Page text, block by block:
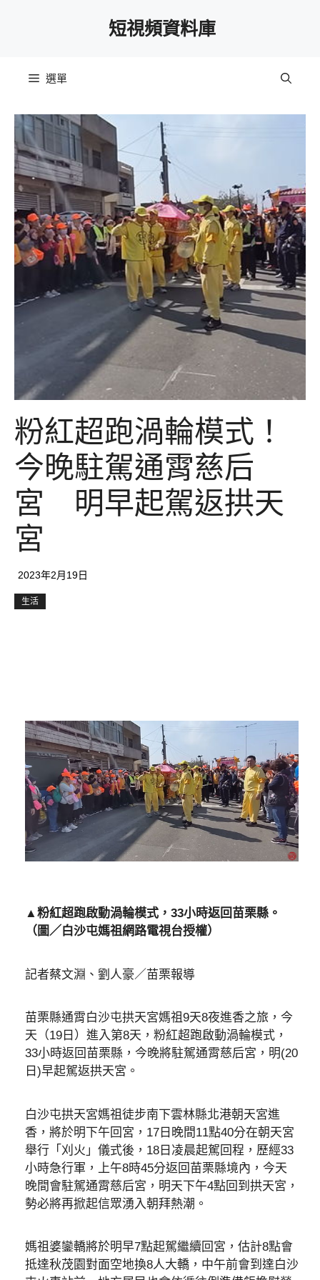
短視頻資料庫
選單
粉紅超跑渦輪模式！
今晚駐駕通霄慈后
宮 明早起駕返拱天
宮
2023年2月19日
生活
▲粉紅超跑啟動渦輪模式，33小時返回苗栗縣。
（圖／白沙屯媽祖網路電視台授權）
記者蔡文淵、劉人豪／苗栗報導
苗栗縣通霄白沙屯拱天宮媽祖9天8夜進香之旅，今
天（19日）進入第8天，粉紅超跑啟動渦輪模式，
33小時返回苗栗縣，今晚將駐駕通霄慈后宮，明(20
日)早起駕返拱天宮。
白沙屯拱天宮媽祖徒步南下雲林縣北港朝天宮進
香，將於明下午回宮，17日晚間11點40分在朝天宮
舉行「刈火」儀式後，18日凌晨起駕回程，歷經33
小時急行軍，上午8時45分返回苗栗縣境內，今天
晚間會駐駕通霄慈后宮，明天下午4點回到拱天宮，
勢必將再掀起信眾湧入朝拜熱潮。
媽祖婆鑾轎將於明早7點起駕繼續回宮，估計8點會
抵達秋茂園對面空地換8人大轎，中午前會到達白沙